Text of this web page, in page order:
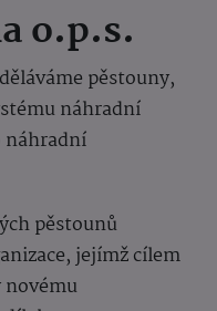
o.p.s.
pěstouny,
náhradní
náhradní
pěstounů
jejímž cílem
novému